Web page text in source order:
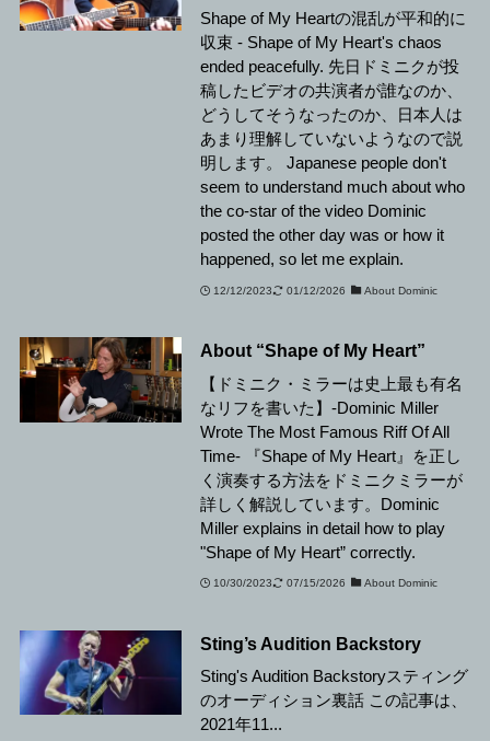
Shape of My Heartの混乱が平和的に
収束 - Shape of My Heart's chaos
ended peacefully. 先日ドミニクが投
稿したビデオの共演者が誰なのか、
どうしてそうなったのか、日本人は
あまり理解していないようなので説
明します。 Japanese people don't
seem to understand much about who
the co-star of the video Dominic
posted the other day was or how it
happened, so let me explain.
12/12/2023 01/12/2026 About Dominic
About “Shape of My Heart”
【ドミニク・ミラーは史上最も有名
なリフを書いた】-Dominic Miller
Wrote The Most Famous Riff Of All
Time- 『Shape of My Heart』を正し
く演奏する方法をドミニクミラーが
詳しく解説しています。Dominic
Miller explains in detail how to play
"Shape of My Heart” correctly.
10/30/2023 07/15/2026 About Dominic
Sting’s Audition Backstory
Sting's Audition Backstoryスティング
のオーディション裏話 この記事は、
2021年11...